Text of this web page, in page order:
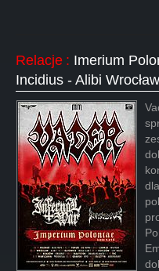
Relacje : Imerium
Incidius - Alibi